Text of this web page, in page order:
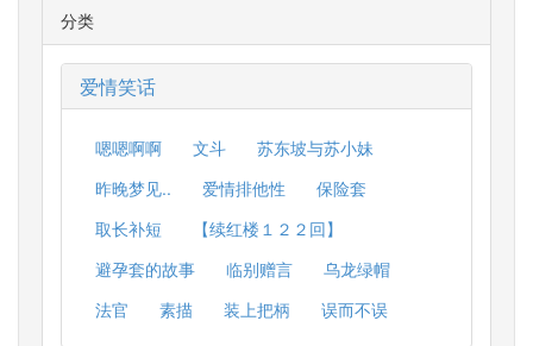
分类
爱情笑话
嗯嗯啊啊 文斗
苏东坡与苏小妹
昨晚梦见..
爱情排他性
保险套
取长补短
【续红楼１２２回】
避孕套的故事
临别赠言
乌龙绿帽
法官
素描 装上把柄 误而不误